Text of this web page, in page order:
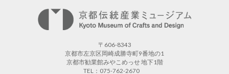
〒606-8343
京都市左京区岡崎成勝寺町9番地の1
京都市勧業館みやこめっせ 地下1階
TEL：075-762-2670